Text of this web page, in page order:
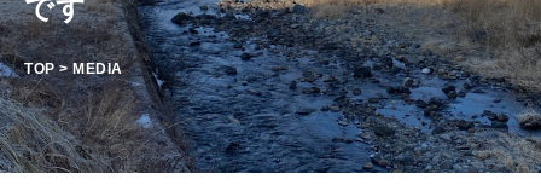
です
TOP > MEDIA